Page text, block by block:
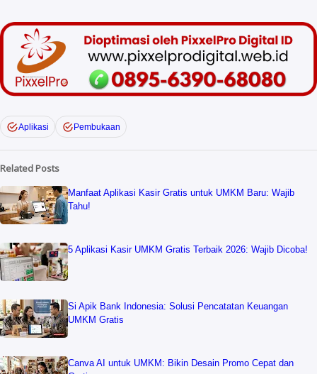
Aplikasi Pembukaan
Related Posts
Manfaat Aplikasi Kasir Gratis untuk UMKM Baru: Wajib
Tahu!
5 Aplikasi Kasir UMKM Gratis Terbaik 2026: Wajib Dicoba!
Si Apik Bank Indonesia: Solusi Pencatatan Keuangan
UMKM Gratis
Canva AI untuk UMKM: Bikin Desain Promo Cepat dan